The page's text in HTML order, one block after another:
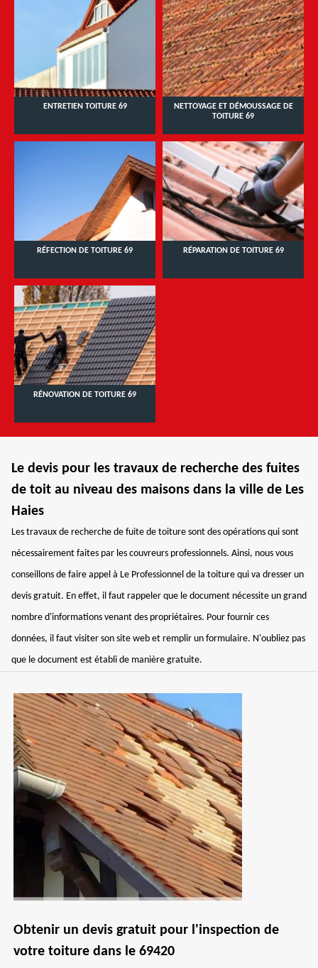
ENTRETIEN TOITURE 69
NETTOYAGE ET DÉMOUSSAGE DE
TOITURE 69
RÉFECTION DE TOITURE 69 RÉPARATION DE TOITURE 69
RÉNOVATION DE TOITURE 69
Le devis pour les travaux de recherche des fuites
de toit au niveau des maisons dans la ville de Les
Haies
Les travaux de recherche de fuite de toiture sont des opérations qui sont
nécessairement faites par les couvreurs professionnels. Ainsi, nous vous
conseillons de faire appel à Le Professionnel de la toiture qui va dresser un
devis gratuit. En effet, il faut rappeler que le document nécessite un grand
nombre d'informations venant des propriétaires. Pour fournir ces
données, il faut visiter son site web et remplir un formulaire. N'oubliez pas
que le document est établi de manière gratuite.
Obtenir un devis gratuit pour l'inspection de
votre toiture dans le 69420